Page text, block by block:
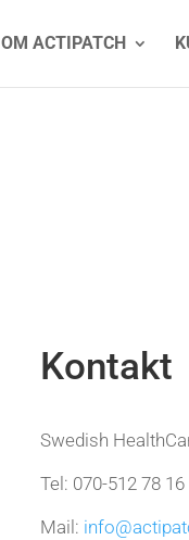
OM ACTIPATCH
Kontakt
Swedish
Tel: 070-512 78 16
Mail: